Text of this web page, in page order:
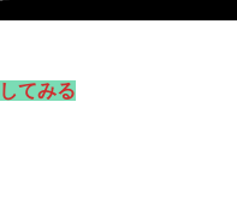
てみる